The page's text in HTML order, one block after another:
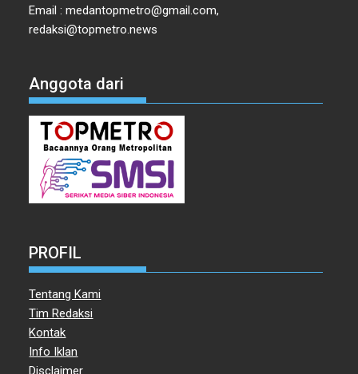
Email : medantopmetro@gmail.com,
redaksi@topmetro.news
Anggota dari
PROFIL
Tentang Kami
Tim Redaksi
Kontak
Info Iklan
Disclaimer